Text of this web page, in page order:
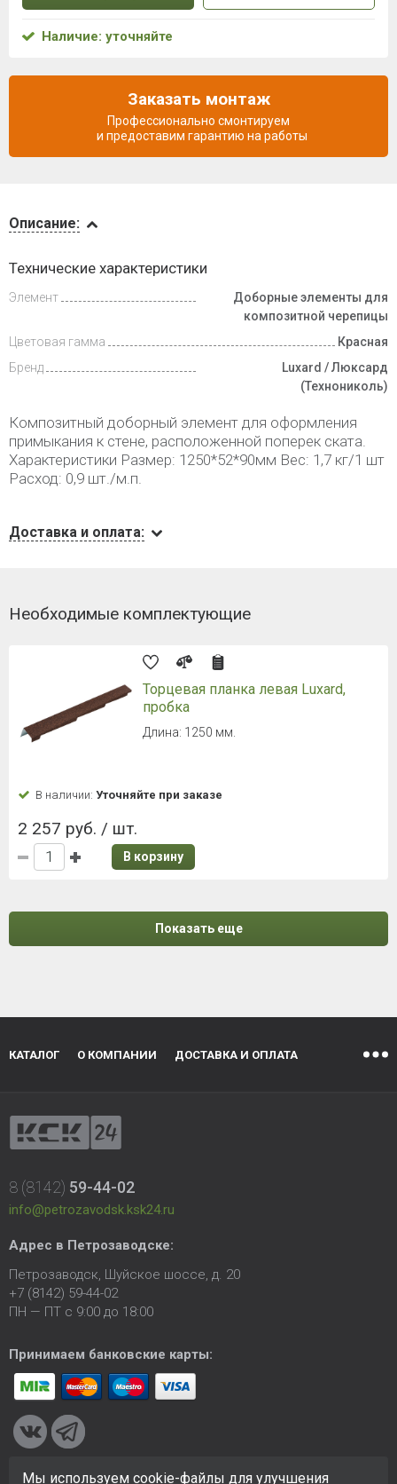
и оплата
Описание:
Технические характеристики
Элемент
Доборные элементы для
композитной черепицы
Цветовая гамма
Красная
Бренд
Luxard / Люксард
(Технониколь)
Композитный доборный элемент для оформления
примыкания к стене, расположенной поперек ската.
Характеристики Размер: 1250*52*90мм Вес: 1,7 кг/1 шт
Расход: 0,9 шт./м.п.
Доставка и оплата:
Необходимые комплектующие
Торцевая планка левая Luxard,
пробка
Длина: 1250 мм.
В наличии: Уточняйте при заказе
2 257 руб. / шт.
В корзину
Показать еще
Наличие: уточняйте
Заказать монтаж
Профессионально смонтируем
и предоставим гарантию на работы
КАТАЛОГ О КОМПАНИИ ДОСТАВКА И ОПЛАТА
8 (8142) 59-44-02
info@petrozavodsk.ksk24.ru
Адрес в Петрозаводске:
Петрозаводск, Шуйское шоссе, д. 20
+7 (8142) 59-44-02
ПН — ПТ с 9:00 до 18:00
Принимаем банковские карты:
Мы используем cookie-файлы для улучшения